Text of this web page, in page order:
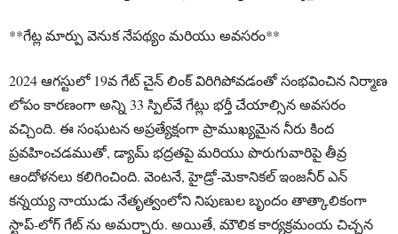
**గేట్ల మార్పు వెనుక నేపథ్యం మరియు అవసరం**
2024 ఆగస్టులో 19వ గేట్ చైన్ లింక్ విరిగిపోవడంతో సంభవించిన నిర్మాణ
లోపం కారణంగా అన్ని 33 స్పిల్‌వే గేట్లు భర్తీ చేయాల్సిన అవసరం
వచ్చింది. ఈ సంఘటన అప్రత్యేక్షంగా ప్రాముఖ్యమైన నీరు కింద
ప్రవహించడముతో, డ్యామ్ భద్రతపై మరియు పొరుగువారిపై తీవ్ర
ఆందోళనలు కలిగించింది. వెంటనే, హైడ్రో-మెకానికల్ ఇంజనీర్ ఎన్
కన్నయ్య నాయుడు నేతృత్వంలోని నిపుణుల బృందం తాత్కాలికంగా
స్టాప్-లోగ్ గేట్ ను అమర్చారు. అయితే, మౌలిక కార్యక్రమంయ చిచ్చన